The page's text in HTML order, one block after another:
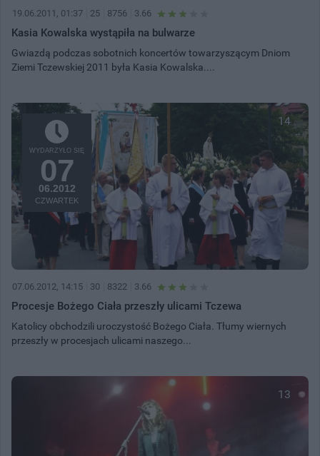
19.06.2011, 01:37 25 8756 3.66
Kasia Kowalska wystąpiła na bulwarze
Gwiazdą podczas sobotnich koncertów towarzyszącym Dniom
Ziemi Tczewskiej 2011 była Kasia Kowalska....
14
WYDARZYŁO SIĘ
07
06.2012
CZWARTEK
07.06.2012, 14:15 30 8322 3.66
Procesje Bożego Ciała przeszły ulicami Tczewa
Katolicy obchodzili uroczystość Bożego Ciała. Tłumy wiernych
przeszły w procesjach ulicami naszego...
13